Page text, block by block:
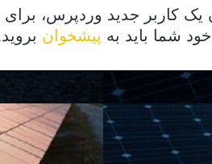
یک کاربر جدید وردپرس،
شما باید به پیشخوان